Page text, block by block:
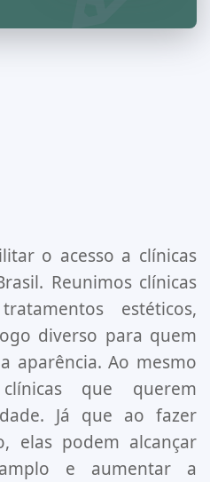
o acesso a clínicas
Reunimos clínicas
estéticos,
diverso para quem
aparência. Ao mesmo
que querem
Já que ao fazer
elas podem alcançar
e aumentar a